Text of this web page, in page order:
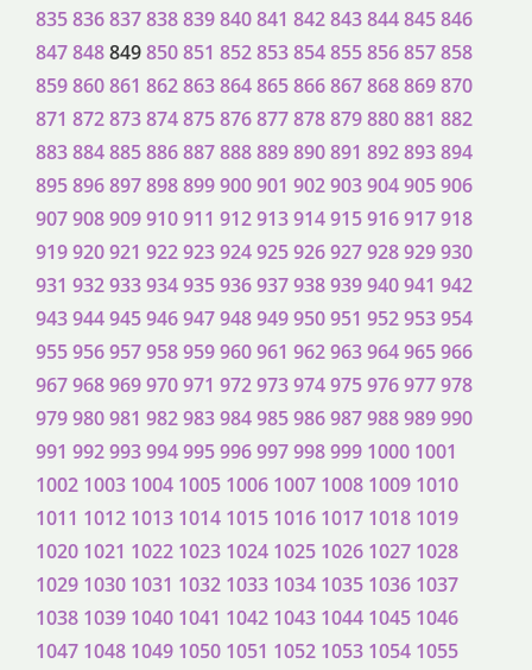
835836837838839840841 842843844845846
847848849850851 852853854855856857858
859860861 862863864865866867868869870
871 872873874875876877878879880881 882
883884885886887888889890891 892893894
895896897898899900901 902903904905906
907908909910911 912913914915916917918
919920921 922923924925926927928929930
931 932933934935936937938939940941 942
943944945946947948949950951 952953954
955956957958959960961 962963964965966
967968969970971 972973974975976977978
979980981 982983984985986987988989990
991 992993994995996997998999 1000 1001
1002 1003 1004 1005 1006 1007 1008 1009 1010
1011 1012 1013 1014 1015 1016 1017 1018 1019
1020 1021 1022 1023 1024 1025 1026 1027 1028
1029 1030 1031 1032 1033 1034 1035 1036 1037
1038 1039 1040 1041 1042 1043 1044 1045 1046
1047 1048 1049 1050 1051 1052 1053 1054 1055